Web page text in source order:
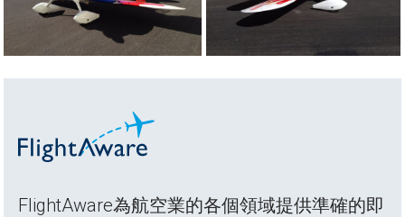
FlightAware為航空業的各個領域提供準確的即